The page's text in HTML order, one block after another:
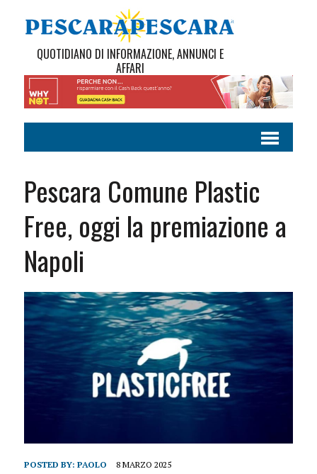
QUOTIDIANO DI INFORMAZIONE, ANNUNCI E
AFFARI
Pescara Comune Plastic
Free, oggi la premiazione a
Napoli
POSTED BY: PAOLO 8 MARZO 2025